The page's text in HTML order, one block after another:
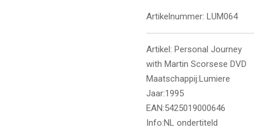
Artikelnummer: LUM064
Artikel: Personal Journey
with Martin Scorsese DVD
Maatschappij:Lumiere
Jaar:1995
EAN:5425019000646
Info:NL ondertiteld